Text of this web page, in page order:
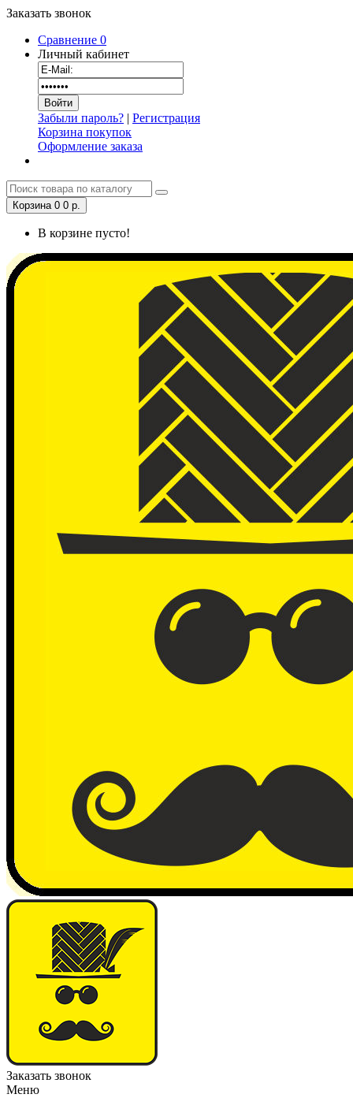
Заказать звонок
Сравнение 0
Личный кабинет
Забыли пароль? | Регистрация
Корзина покупок
Оформление заказа
Корзина 0 0 р.
В корзине пусто!
Заказать звонок
Меню